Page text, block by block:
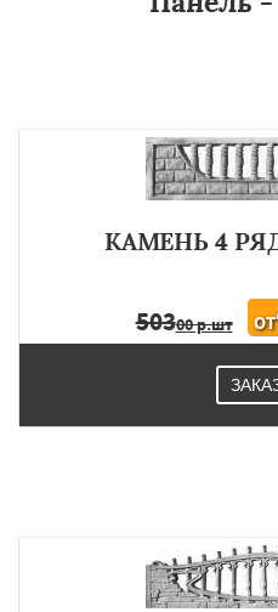
КАМЕНЬ 4
50300 р.шт ОТ